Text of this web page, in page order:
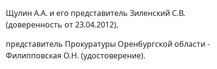
Щулин А.А. и его представитель Зиленский С.В.
(доверенность от 23.04.2012),
представитель Прокуратуры Оренбургской области -
Филипповская О.Н. (удостоверение).